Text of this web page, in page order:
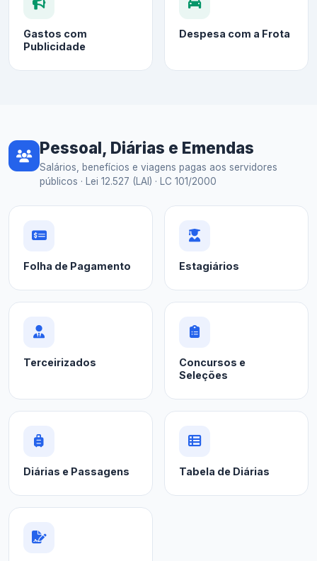
Gastos com
Publicidade
Despesa com a Frota
Pessoal, Diárias e Emendas
Salários, benefícios e viagens pagas aos servidores
públicos · Lei 12.527 (LAI) · LC 101/2000
Folha de Pagamento Estagiários
Terceirizados
Concursos e
Seleções
Diárias e Passagens Tabela de Diárias